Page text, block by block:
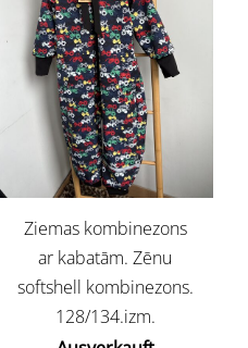
Ziemas kombinezons
ar kabatām. Zēnu
softshell kombinezons.
128/134.izm.